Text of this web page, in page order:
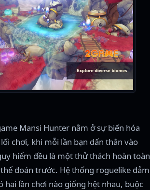
Mansi Hunter nằm ở sự biến hóa
chơi, khi mỗi lần bạn dấn thân vào
hiểm đều là một thử thách hoàn toàn
đoán trước. Hệ thống roguelike đảm
hai lần chơi nào giống hệt nhau, buộc